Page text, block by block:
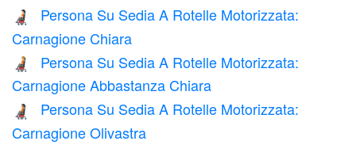
🧑🏻‍🦼
Persona Su Sedia A Rotelle Motorizzata:
Carnagione Chiara
🧑🏼‍🦼
Persona Su Sedia A Rotelle Motorizzata:
Carnagione Abbastanza Chiara
🧑🏽‍🦼
Persona Su Sedia A Rotelle Motorizzata:
Carnagione Olivastra